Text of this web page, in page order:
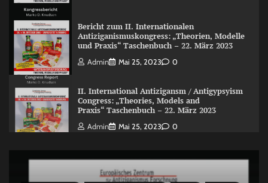
Bericht zum II. Internationalen
Antiziganismuskongress: „Theorien, Modelle
und Praxis“ Taschenbuch – 22. März 2023
Admin Mai 25, 2023 0
II. International Antizigansm / Antigypsyism
Congress: „Theories, Models and
Praxis“ Taschenbuch – 22. März 2023
Admin Mai 25, 2023 0